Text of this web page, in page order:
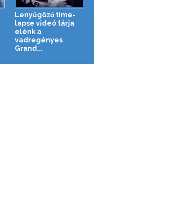
Lenyűgöző time-
lapse videó tárja
elénk a
vadregényes
Grand...